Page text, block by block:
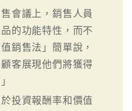
會議上，銷售人員
的功能特性，而不
銷售法」簡單說，
客展現他們將獲得
投資報酬率和價值